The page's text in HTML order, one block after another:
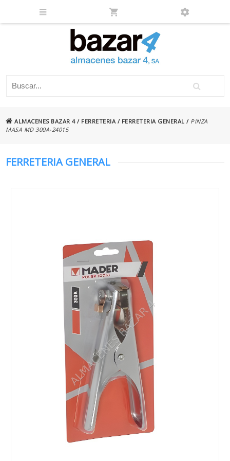
ALMACENES BAZAR 4/ FERRETERIA / FERRETERIA GENERAL / PINZA
MASA MD 300A-24015
FERRETERIA GENERAL